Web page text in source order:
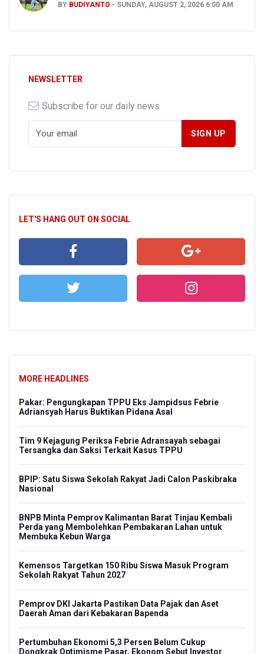
BY BUDIYANTO SUNDAY, AUGUST 2, 2026 6:00 AM
NEWSLETTER
Subscribe for our daily news
LET'S HANG OUT ON SOCIAL
MORE HEADLINES
Pakar: Pengungkapan TPPU Eks Jampidsus Febrie
Adriansyah Harus Buktikan Pidana Asal
Tim 9 Kejagung Periksa Febrie Adransayah sebagai
Tersangka dan Saksi Terkait Kasus TPPU
BPIP: Satu Siswa Sekolah Rakyat Jadi Calon Paskibraka
Nasional
BNPB Minta Pemprov Kalimantan Barat Tinjau Kembali
Perda yang Membolehkan Pembakaran Lahan untuk
Membuka Kebun Warga
Kemensos Targetkan 150 Ribu Siswa Masuk Program
Sekolah Rakyat Tahun 2027
Pemprov DKI Jakarta Pastikan Data Pajak dan Aset
Daerah Aman dari Kebakaran Bapenda
Pertumbuhan Ekonomi 5,3 Persen Belum Cukup
Dongkrak Optimisme Pasar, Ekonom Sebut Investor